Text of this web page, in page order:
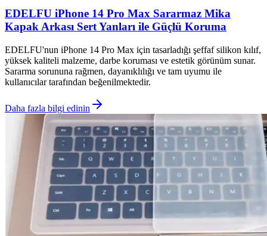
EDELFU iPhone 14 Pro Max Sararmaz Mika
Kapak Arkası Sert Yanları ile Güçlü Koruma
EDELFU'nun iPhone 14 Pro Max için tasarladığı şeffaf silikon kılıf,
yüksek kaliteli malzeme, darbe koruması ve estetik görünüm sunar.
Sararma sorununa rağmen, dayanıklılığı ve tam uyumu ile
kullanıcılar tarafından beğenilmektedir.
Daha fazla bilgi edinin